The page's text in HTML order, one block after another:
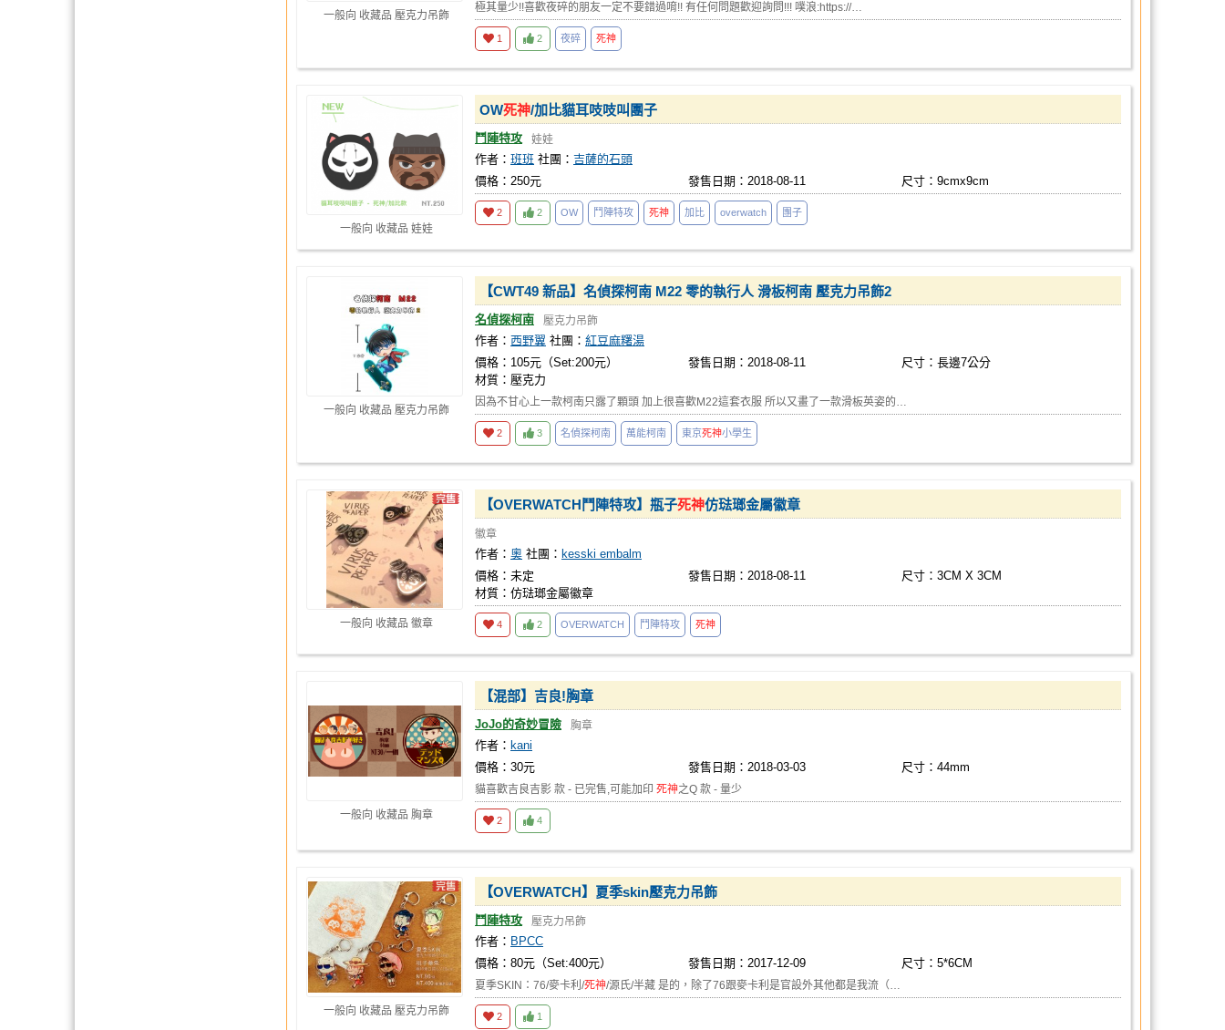
一般向 收藏品 壓克力吊飾
極其量少!!喜歡夜碎的朋友一定不要錯過唷!! 有任何問題歡迎詢問!!! 噗浪:https://…
1 2 夜碎 死神
一般向 收藏品 娃娃
OW死神/加比貓耳吱吱叫團子
鬥陣特攻 娃娃
作者： 班班 社團： 吉薩的石頭
價格：250元
發售日期：2018-08-11 尺寸：9cmx9cm
2 2 OW 鬥陣特攻 死神 加比 overwatch 團子
一般向 收藏品 壓克力吊飾
【CWT49 新品】名偵探柯南 M22 零的執行人 滑板柯南 壓克力吊飾2
名偵探柯南 壓克力吊飾
作者： 西野翼 社團： 紅豆麻糬湯
價格：105元（Set:200元）
發售日期：2018-08-11
尺寸：長邊7公分
材質：壓克力
因為不甘心上一款柯南只露了顆頭 加上很喜歡M22這套衣服 所以又畫了一款滑板英姿的…
2 3 名偵探柯南 萬能柯南 東京死神小學生
一般向 收藏品 徽章
【OVERWATCH鬥陣特攻】瓶子死神仿琺瑯金屬徽章
徽章
作者： 奧 社團： kesski embalm
價格：未定
發售日期：2018-08-11
尺寸：3CM X 3CM
材質：仿琺瑯金屬徽章
4 2 OVERWATCH 鬥陣特攻 死神
一般向 收藏品 胸章
【混部】吉良!胸章
JoJo的奇妙冒險 胸章
作者： kani
價格：30元
發售日期：2018-03-03 尺寸：44mm
貓喜歡吉良吉影 款 - 已完售,可能加印 死神之Q 款 - 量少
2 4
一般向 收藏品 壓克力吊飾
【OVERWATCH】夏季skin壓克力吊飾
鬥陣特攻 壓克力吊飾
作者： BPCC
價格：80元（Set:400元）
發售日期：2017-12-09 尺寸：5*6CM
夏季SKIN：76/麥卡利/死神/源氏/半藏 是的，除了76跟麥卡利是官設外其他都是我流（…
2 1